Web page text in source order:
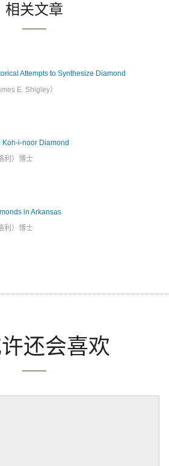
相关文章
Attempts to Synthesize Diamond
E. Shigley）
Koh-i-noor Diamond
利）博士
in Arkansas
利）博士
还会喜欢